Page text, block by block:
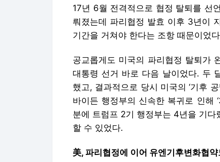
17년 6월 전격적으로 협정 탈퇴를 선
뤄졌는데 파리협정 발효 이후 3년이
기간을 거쳐야 한다는 조항 때문이었
공교롭게도 미국의 파리협정 탈퇴가
대통령 선거 바로 다음 날이었다. 두
했고, 결과적으로 당시 미국의 ‘기후
바이든 행정부의 신속한 복귀로 인해
분에 트럼프 2기 행정부는 4년을 기다
할 수 있었다.
美, 파리협정에 이어 유엔기후변화협약